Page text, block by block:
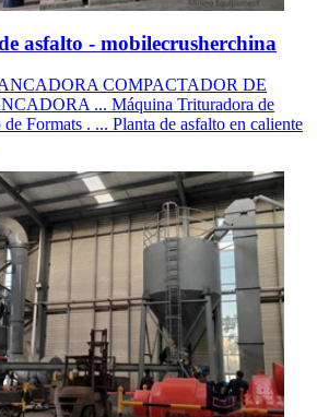
asfalto - mobilecrusherchina
COMPACTADOR DE
... Máquina Trituradora de
Formats . ... Planta de asfalto en caliente